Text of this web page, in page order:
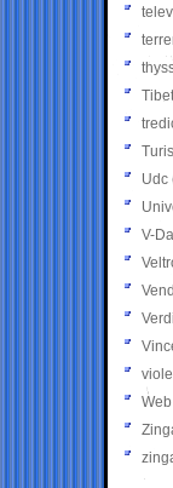
Tibet
Udc
V-
Verdi
Web